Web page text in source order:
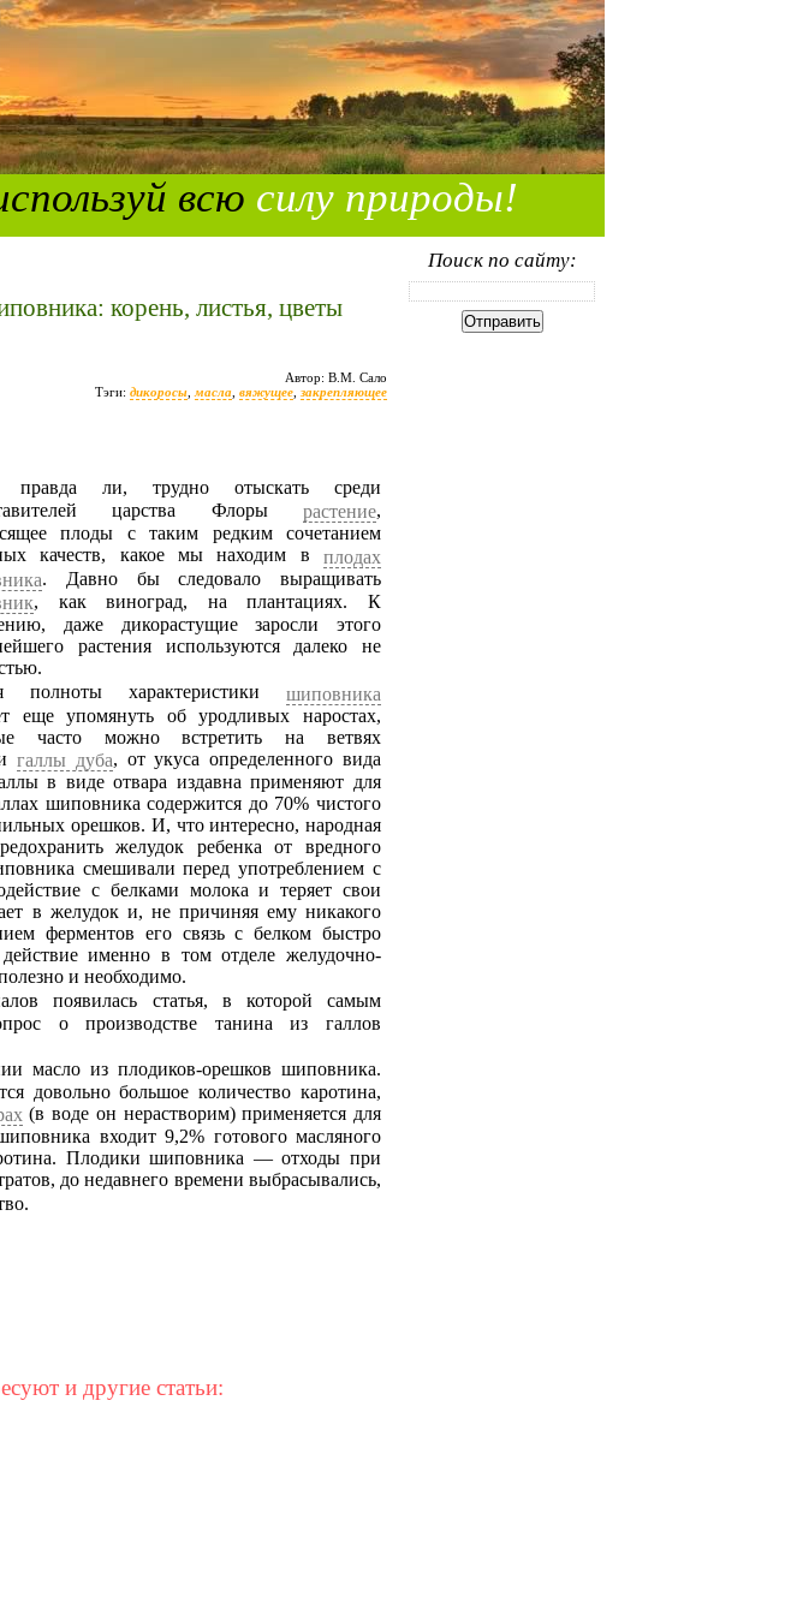
всю силу природы!
корень, листья, цветы
Автор: В.М. Сало
Тэги: дикоросы масла вяжущее закрепляющее
царства Флоры растение,
плоды с таким редким сочетанием
качеств, какое мы находим в плодах
. Давно бы следовало выращивать
, как виноград, на плантациях. К
даже дикорастущие заросли этого
растения используются далеко не
полноты характеристики шиповника
еще упомянуть об уродливых наростах,
часто можно встретить на ветвях
галлы дуба, от укуса определенного вида
в виде отвара издавна применяют для
шиповника содержится до 70% чистого
орешков. И, что интересно, народная
желудок ребенка от вредного
смешивали перед употреблением с
с белками молока и теряет свои
в желудок и, не причиняя ему никакого
ферментов его связь с белком быстро
именно в том отделе желудочно-
и необходимо.
о производстве танина из галлов
довольно большое количество каротина,
(в воде он нерастворим) применяется для
входит 9,2% готового масляного
Плодики шиповника — отходы при
до недавнего времени выбрасывались,
и другие статьи:
Поиск по сайту: